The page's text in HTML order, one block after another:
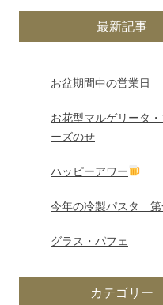
最新記事
お盆期間中の営業日
お花型マルゲリータ
ーズのせ
ハッピーアワー
今年の冷製パスタ 第
グラス・パフェ
カテゴリー